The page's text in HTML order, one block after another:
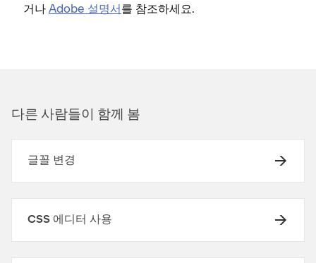
거나 Adobe 설명서를 참조하세요.
다른 사람들이 함께 봄
글꼴 변경
CSS 에디터 사용